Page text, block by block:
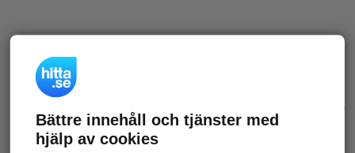
Bättre innehåll och tjänster med
hjälp av cookies